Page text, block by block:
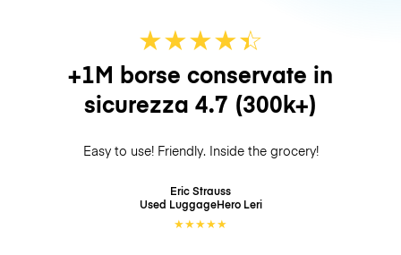
★★★★☆
★
+1M borse conservate in
sicurezza 4.7 (300k+)
Easy to use! Friendly. Inside the grocery!
Eric Strauss
Used LuggageHero Leri
★★★★★